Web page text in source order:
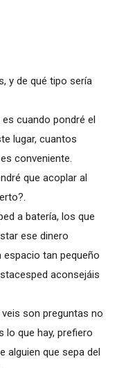
y de qué tipo sería
cuando pondré el
lugar, cuantos
conveniente.
que acoplar al
a batería, los que
ese dinero
tan pequeño
aconsejáis
son preguntas no
lo que hay, prefiero
alguien que sepa del